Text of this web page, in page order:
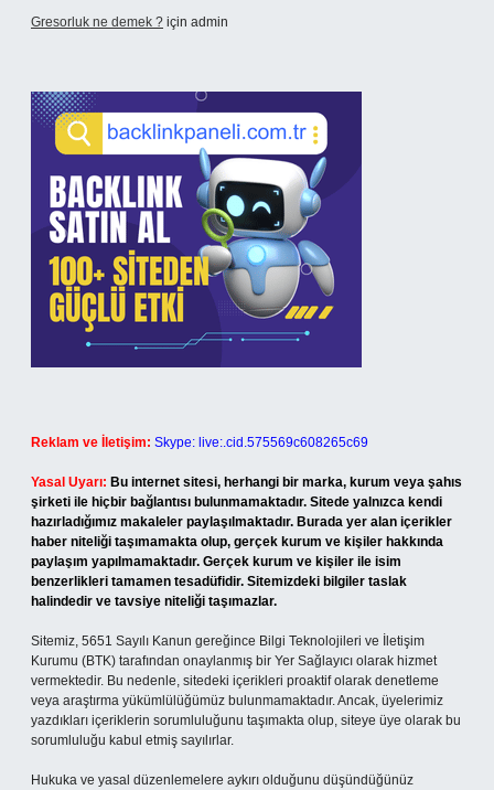
Gresorluk ne demek ? için admin
Reklam ve İletişim: Skype: live:.cid.575569c608265c69
Yasal Uyarı: Bu internet sitesi, herhangi bir marka, kurum veya şahıs
şirketi ile hiçbir bağlantısı bulunmamaktadır. Sitede yalnızca kendi
hazırladığımız makaleler paylaşılmaktadır. Burada yer alan içerikler
haber niteliği taşımamakta olup, gerçek kurum ve kişiler hakkında
paylaşım yapılmamaktadır. Gerçek kurum ve kişiler ile isim
benzerlikleri tamamen tesadüfidir. Sitemizdeki bilgiler taslak
halindedir ve tavsiye niteliği taşımazlar.
Sitemiz, 5651 Sayılı Kanun gereğince Bilgi Teknolojileri ve İletişim
Kurumu (BTK) tarafından onaylanmış bir Yer Sağlayıcı olarak hizmet
vermektedir. Bu nedenle, sitedeki içerikleri proaktif olarak denetleme
veya araştırma yükümlülüğümüz bulunmamaktadır. Ancak, üyelerimiz
yazdıkları içeriklerin sorumluluğunu taşımakta olup, siteye üye olarak bu
sorumluluğu kabul etmiş sayılırlar.
Hukuka ve yasal düzenlemelere aykırı olduğunu düşündüğünüz